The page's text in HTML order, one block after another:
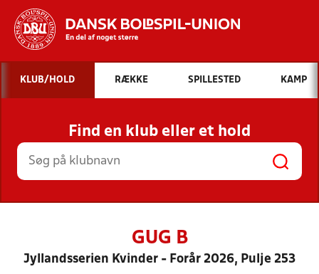
Hvad vil du søge efter?
INDHOLD OG NYHEDER
STILLINGER, RESULTATER, KLUBBER OG
HOLD
KLUB/HOLD RÆKKE SPILLESTED KAMP
Find en klub eller et hold
GUG B
Jyllandsserien Kvinder - Forår 2026, Pulje 253